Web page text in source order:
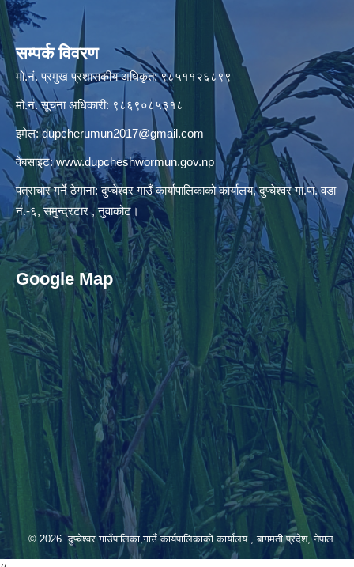
सम्पर्क विवरण
मो.नं. प्रमुख प्रशासकीय अधिकृत: ९८५११२६८९९
मो.नं. सूचना अधिकारी: ९८६९०८५३१८
इमेल:dupcherumun2017@gmail.com
वेबसाइट:www.dupcheshwormun.gov.np
पत्राचार गर्ने ठेगाना: दुप्चेश्वर गाउँ कार्यापालिकाको कार्यालय, दुप्चेश्वर गा.पा. वडा
नं.-६, समुन्द्रटार , नुवाकोट।
Google Map
© 2026 दुप्चेश्वर गाउँपालिका,गाउँ कार्यपालिकाको कार्यालय , बागमती प्रदेश, नेपाल